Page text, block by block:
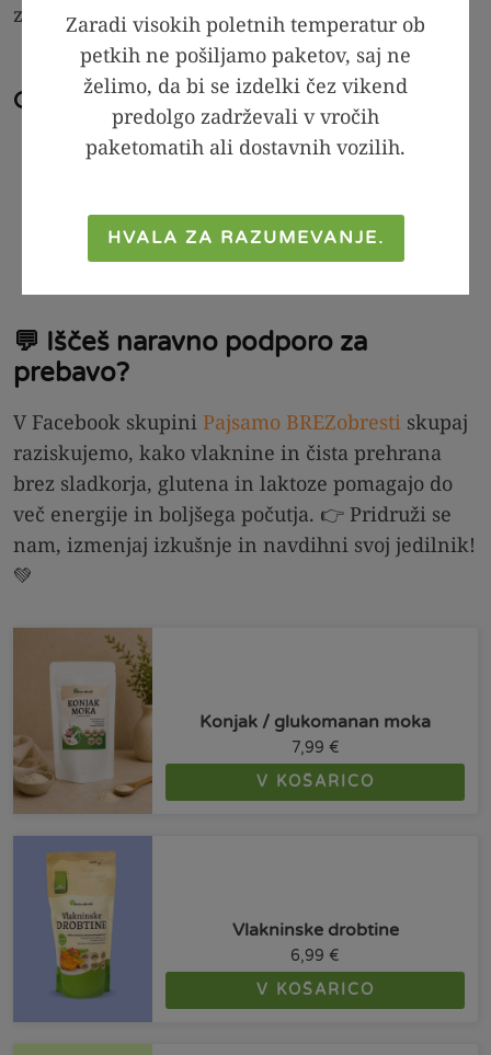
zdravo življenje!
🔍 Preberite še:
Kalorije v vlakninah
zdravje
Kako izboljšati prebavo? Ključi do
💬 Iščeš naravno podporo za
prebavo?
V Facebook skupini Pajsamo BREZobresti skupaj
raziskujemo, kako vlaknine in čista prehrana
brez sladkorja, glutena in laktoze pomagajo do
več energije in boljšega počutja. 👉 Pridruži se
nam, izmenjaj izkušnje in navdihni svoj jedilnik!
💚
Konjak / glukomanan moka
7,99 €
V KOŠARICO
Vlakninske drobtine
6,99€
V KOŠARICO
Zaradi visokih poletnih temperatur ob
petkih ne pošiljamo paketov, saj ne
želimo, da bi se izdelki čez vikend
predolgo zadrževali v vročih
paketomatih ali dostavnih vozilih.
HVALA ZA RAZUMEVANJE.